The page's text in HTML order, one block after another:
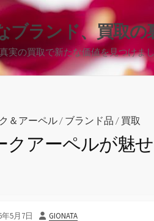
ブランド、買取の
実の買取で新たな価値を見つけま
＆アーペル / ブランド品 / 買取
クアーペルが魅
年5月7日
投
GIONATA